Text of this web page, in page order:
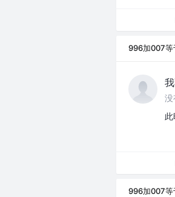
996加007等
没
996加007等